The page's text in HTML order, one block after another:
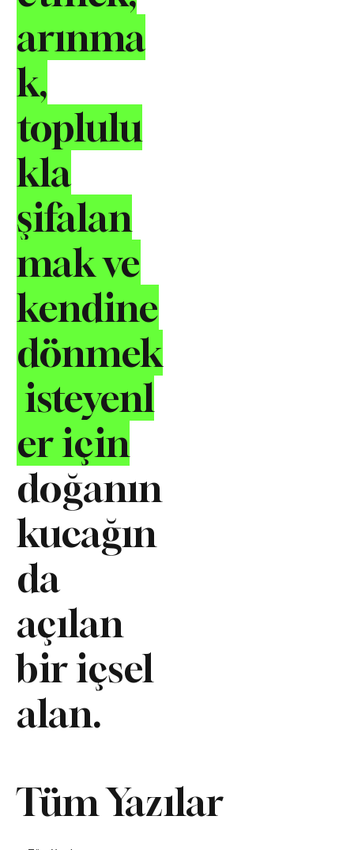
arınma
k,
toplulu
kla
şifalan
mak ve
kendine
dönmek
isteyenl
er için
doğanın
kucağın
da
açılan
bir içsel
alan.
Tüm Yazılar